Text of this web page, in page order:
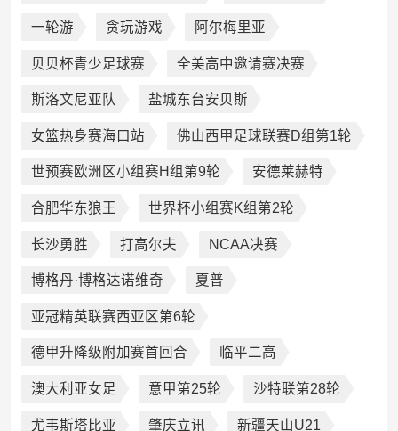
一轮游 贪玩游戏 阿尔梅里亚
贝贝杯青少足球赛 全美高中邀请赛决赛
斯洛文尼亚队 盐城东台安贝斯
女篮热身赛海口站 佛山西甲足球联赛D组第1轮
世预赛欧洲区小组赛H组第9轮 安德莱赫特
合肥华东狼王 世界杯小组赛K组第2轮
长沙勇胜 打高尔夫 NCAA决赛
博格丹·博格达诺维奇 夏普
亚冠精英联赛西亚区第6轮
德甲升降级附加赛首回合 临平二高
澳大利亚女足 意甲第25轮 沙特联第28轮
尤韦斯塔比亚 肇庆立讯 新疆天山U21